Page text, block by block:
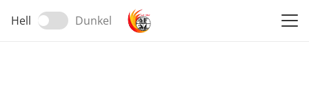
Hell Dunkel